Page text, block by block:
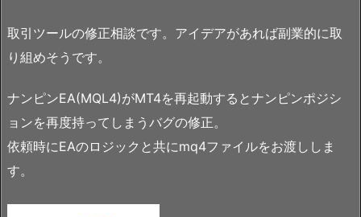
取引ツールの修正相談です。アイデアがあれば副業的に取
り組めそうです。
ナンピンEA(MQL4)がMT4を再起動するとナンピンポジシ
ョンを再度持ってしまうバグの修正。
依頼時にEAのロジックと共にmq4ファイルをお渡ししま
す。